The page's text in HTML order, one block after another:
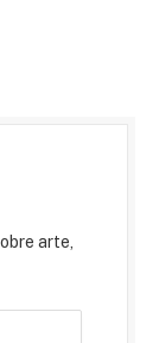
arte,